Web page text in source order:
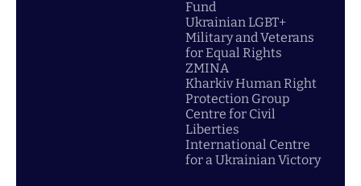
Fund
Ukrainian LGBT+
Military and Veterans
for Equal Rights
ZMINA
Kharkiv Human Right
Protection Group
Centre for Civil
Liberties
International Centre
for a Ukrainian Victory